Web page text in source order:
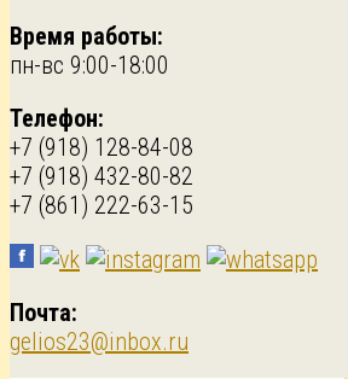
Время работы:
пн-вс 9:00-18:00
Телефон:
+7 (918) 128-84-08
+7 (918) 432-80-82
+7 (861) 222-63-15
Почта:
gelios23@inbox.ru